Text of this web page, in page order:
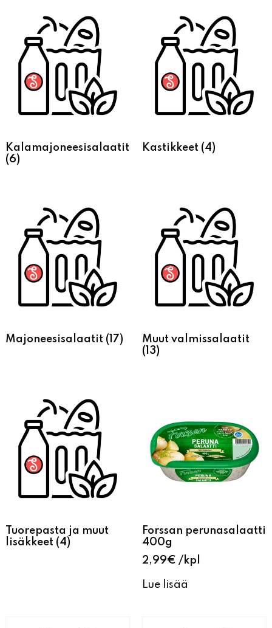
Kalamajoneesisalaatit
(6)
Kastikkeet (4)
Majoneesisalaatit (17)
Muut valmissalaatit
(13)
Tuorepasta ja muut
lisäkkeet (4)
Forssan perunasalaatti
400g
2,99€ kpl
Lue lisää